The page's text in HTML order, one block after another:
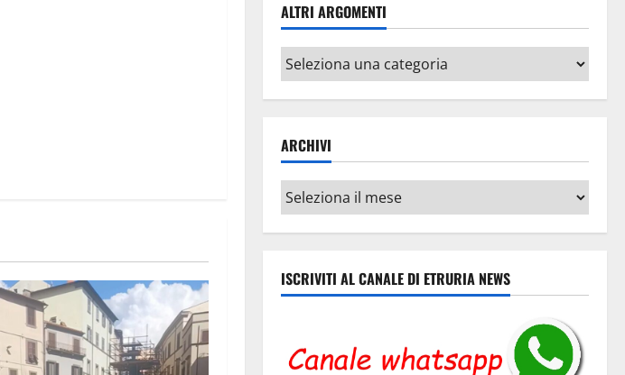
ALTRI ARGOMENTI
Altri
argomenti
ARCHIVI
Archivi
ISCRIVITI AL CANALE DI ETRURIA NEWS